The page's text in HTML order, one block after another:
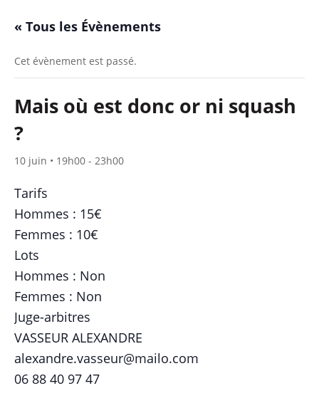
« Tous les Évènements
Cet évènement est passé.
Mais où est donc or ni squash
?
10 juin • 19h00 - 23h00
Tarifs
Hommes : 15€
Femmes : 10€
Lots
Hommes : Non
Femmes : Non
Juge-arbitres
VASSEUR ALEXANDRE
alexandre.vasseur@mailo.com
06 88 40 97 47